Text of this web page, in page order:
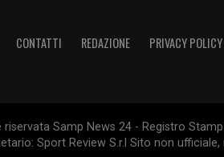
CONTATTI REDAZIONE PRIVACY
Samp News 24 - Registro
Sport Review S.r.l Sito non